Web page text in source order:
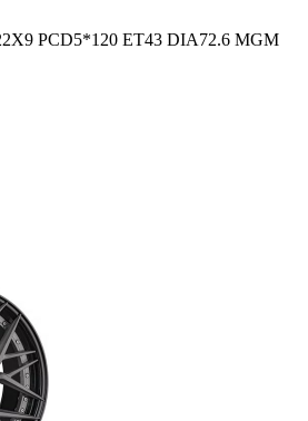
PCD5*120 ET43 DIA72.6 MGM